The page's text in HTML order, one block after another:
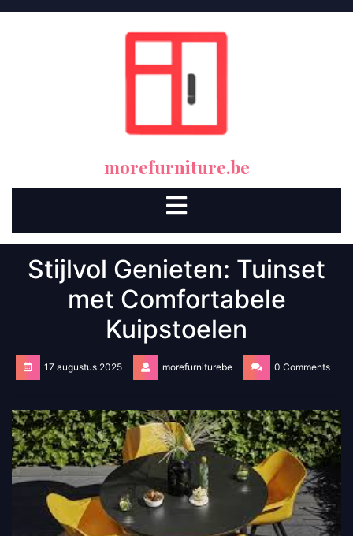
morefurniture.be
Open
Button
Stijlvol Genieten: Tuinset
met Comfortabele
Kuipstoelen
17 augustus 2025 morefurniturebe 0 Comments